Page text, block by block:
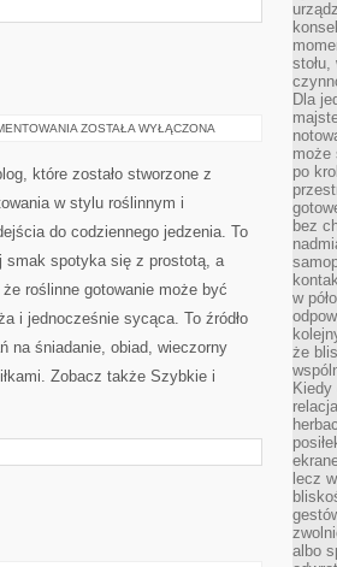
SZYBKIE
ZOSTAŁA WYŁĄCZONA
które zostało stworzone z
w stylu roślinnym i
do codziennego jedzenia. To
smak spotyka się z prostotą, a
roślinne gotowanie może być
i jednocześnie sycąca. To źródło
na śniadanie, obiad, wieczorny
Zobacz także Szybkie i
Dla
może
po
bez
w
że
lecz
albo